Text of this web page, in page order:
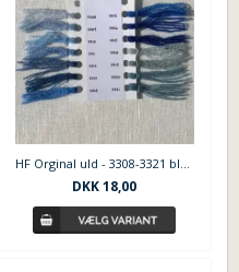
HF Orginal uld - 3308-3321 blå tyrkis nuancer
DKK18,00